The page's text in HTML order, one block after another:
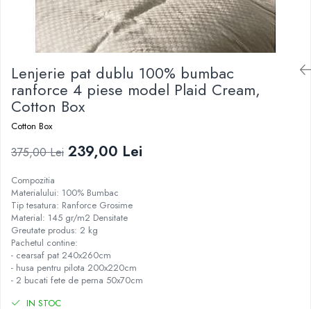
Lenjerie pat dublu 100% bumbac
ranforce 4 piese model Plaid Cream,
Cotton Box
Cotton Box
375,00 Lei 239,00 Lei
Compozitia
Materialului: 100% Bumbac
Tip tesatura: Ranforce Grosime
Material: 145 gr/m2 Densitate
Greutate produs: 2 kg
Pachetul contine:
- cearsaf pat 240x260cm
- husa pentru pilota 200x220cm
- 2 bucati fete de perna 50x70cm
IN STOC